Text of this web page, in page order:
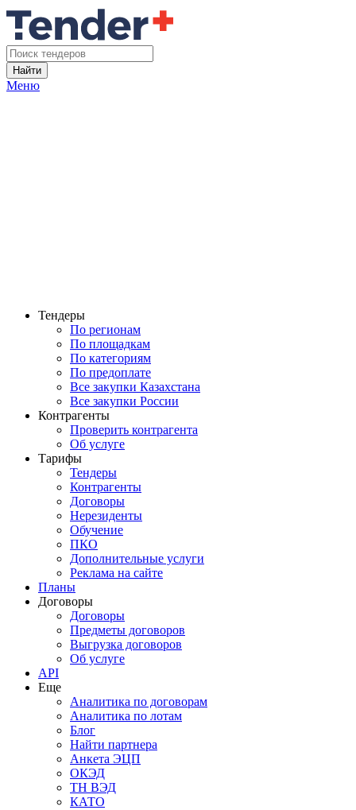
Найти
Меню
Тендеры
По регионам
По площадкам
По категориям
По предоплате
Все закупки Казахстана
Все закупки России
Контрагенты
Проверить контрагента
Об услуге
Тарифы
Тендеры
Контрагенты
Договоры
Нерезиденты
Обучение
ПКО
Дополнительные услуги
Реклама на сайте
Планы
Договоры
Договоры
Предметы договоров
Выгрузка договоров
Об услуге
API
Еще
Аналитика по договорам
Аналитика по лотам
Блог
Найти партнера
Анкета ЭЦП
ОКЭД
ТН ВЭД
КАТО